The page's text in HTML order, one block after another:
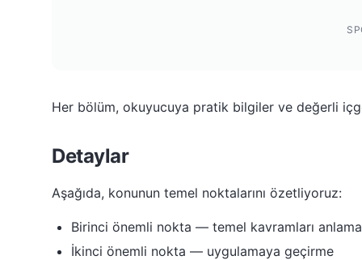
Her bölüm, okuyucuya pratik bilgiler ve değerli
Detaylar
Aşağıda, konunun temel noktalarını özetliyoruz:
Birinci önemli nokta — temel kavramları anlama
İkinci önemli nokta — uygulamaya geçirme